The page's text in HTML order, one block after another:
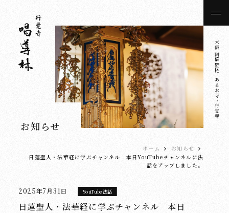
お知らせ
大阪 阿倍野区にあるお寺・行覚寺
ホーム
お知らせ
日蓮聖人・法華経に学ぶチャンネル 本日YouTubeチャンネルに法
話をアップしました。
2025年7月31日 YouTube法話
日蓮聖人・法華経に学ぶチャンネル 本日